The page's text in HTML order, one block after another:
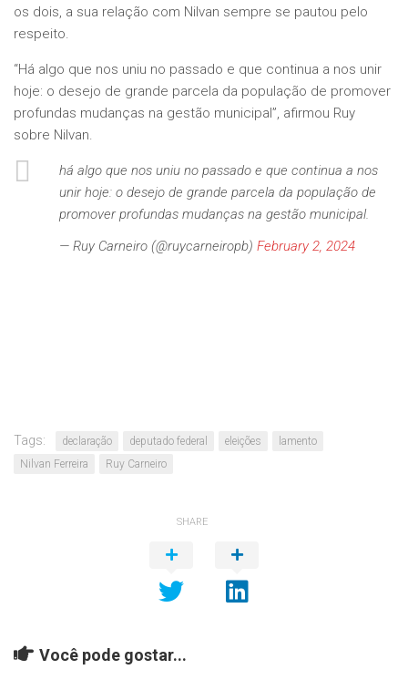
os dois, a sua relação com Nilvan sempre se pautou pelo
respeito.
“Há algo que nos uniu no passado e que continua a nos unir
hoje: o desejo de grande parcela da população de promover
profundas mudanças na gestão municipal”, afirmou Ruy
sobre Nilvan.
há algo que nos uniu no passado e que continua a nos
unir hoje: o desejo de grande parcela da população de
promover profundas mudanças na gestão municipal.
— Ruy Carneiro (@ruycarneiropb) February 2, 2024
Tags: declaração deputado federal eleições
lamento
Nilvan Ferreira
Ruy Carneiro
SHARE
Você pode gostar...